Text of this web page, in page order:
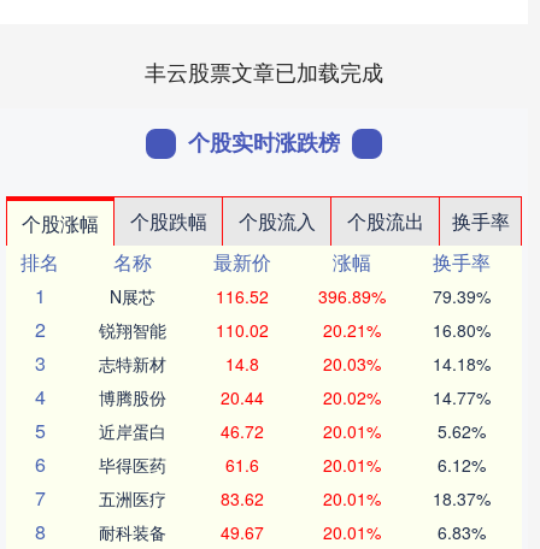
丰云股票文章已加载完成
个股实时涨跌榜
个股涨幅 个股跌幅 个股流入 个股流出
换手率
排名
名称 最新价 涨幅
换手率
1
N展芯 116.52 396.89% 79.39%
2 锐翔智能 110.02 20.21% 16.80%
3 志特新材 14.8 20.03% 14.18%
4 博腾股份 20.44 20.02% 14.77%
5 近岸蛋白 46.72 20.01% 5.62%
6 毕得医药 61.6 20.01% 6.12%
7 五洲医疗 83.62 20.01% 18.37%
8 耐科装备 49.67 20.01% 6.83%